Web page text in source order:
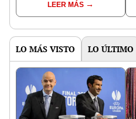
2025: "No tienen
chances"
LEER MÁS
LO MÁS VISTO LO ÚLTIMO